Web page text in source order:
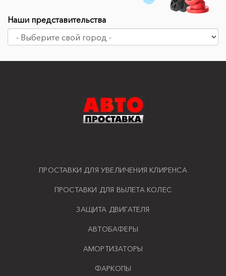
Наши представительства
ПРОСТАВКИ ДЛЯ УВЕЛИЧЕНИЯ КЛИРЕНСА
ПРОСТАВКИ ДЛЯ ВЫЛЕТА КОЛЕС
ЗАЩИТА ДВИГАТЕЛЯ
АВТОБАФЕРЫ
АМОРТИЗАТОРЫ
ФАРКОПЫ